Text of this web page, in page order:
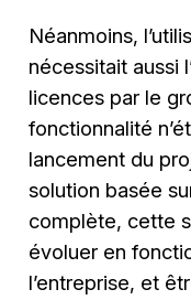
Néanmoins,
nécessitait aussi
licences par le
fonctionnalité
lancement du
solution basée
complète, cette
évoluer en
l’entreprise, et